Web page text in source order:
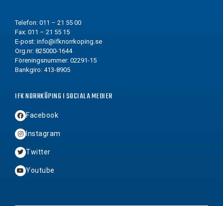
Telefon: 011 – 21 55 00
Fax: 011 – 21 55 15
E-post: info@ifknorrkoping.se
Org.nr: 825000-1644
Föreningsnummer: 02291-15
Bankgiro: 413-8905
IFK NORRKÖPING I SOCIALA MEDIER
Facebook
Instagram
Twitter
Youtube